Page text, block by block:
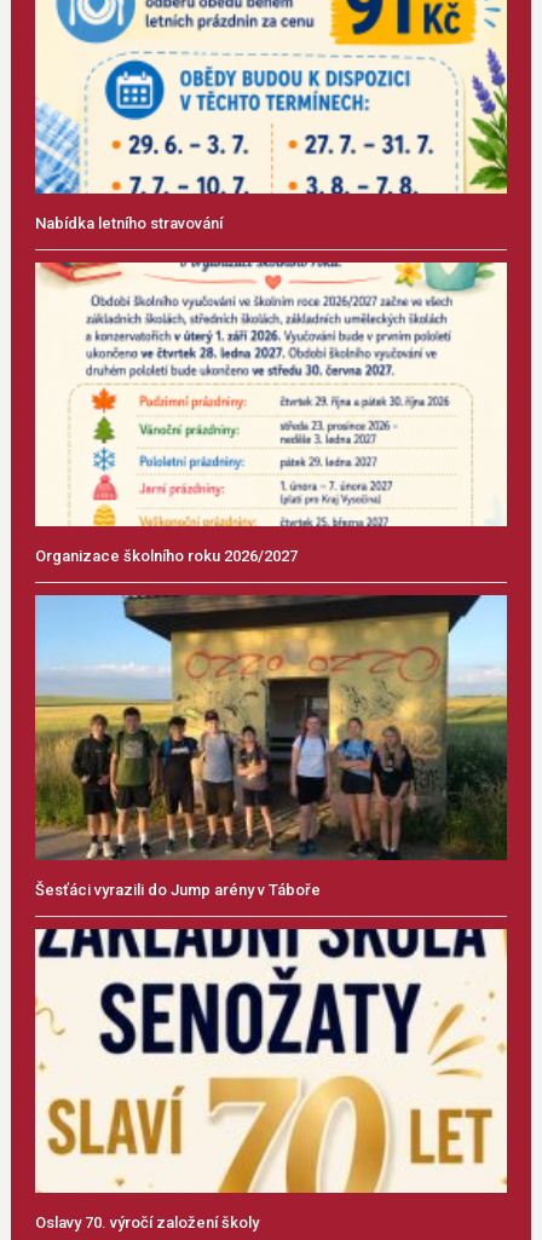
Nabídka letního stravování
Organizace školního roku 2026/2027
Šesťáci vyrazili do Jump arény v Táboře
Oslavy 70. výročí založení školy